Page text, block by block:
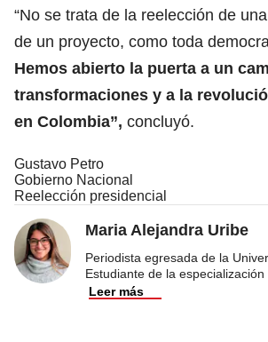
“No se trata de la reelección de
de un proyecto, como toda
Hemos abierto la puerta a un
transformaciones y a la
en Colombia”, concluyó.
Gustavo Petro
Gobierno Nacional
Reelección presidencial
Maria Alejandra Uribe
Periodista egresada de la
Estudiante de la
Leer más